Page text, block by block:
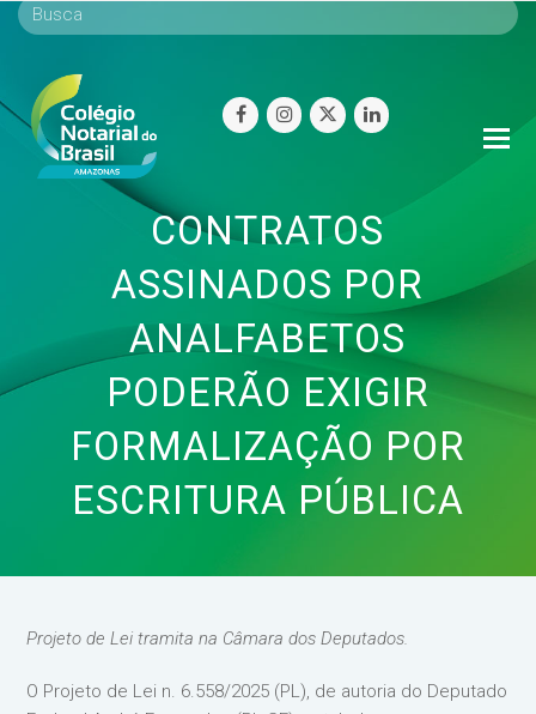
facebookinstagram
twitterlinkedin
CONTRATOS
ASSINADOS POR
ANALFABETOS
PODERÃO EXIGIR
FORMALIZAÇÃO POR
ESCRITURA PÚBLICA
Projeto de Lei tramita na Câmara dos Deputados.
O Projeto de Lei n. 6.558/2025 (PL), de autoria do Deputado